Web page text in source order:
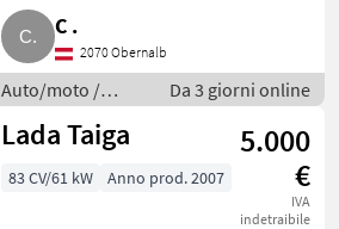
C .
2070 Obernalb
Auto/moto /
Berline
Da 3 giorni online
Lada Taiga
5.000
€
IVA
indetraibile
83 CV/61 kW Anno prod. 2007